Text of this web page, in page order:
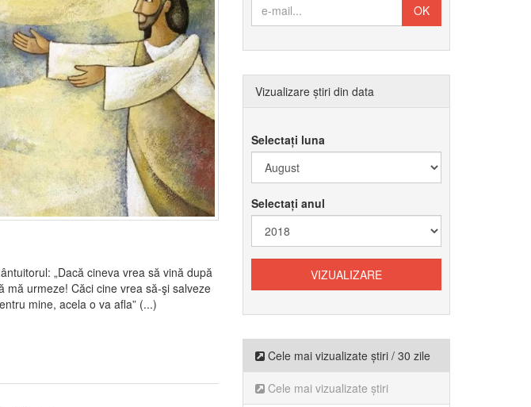
„Dacă cineva vrea să vină după
mă urmeze! Căci cine vrea să-şi salveze
mine, acela o va afla” (...)
Vizualizare știri din data
Selectați luna
Selectați anul
Cele mai vizualizate știri / 30 zile
Cele mai vizualizate știri